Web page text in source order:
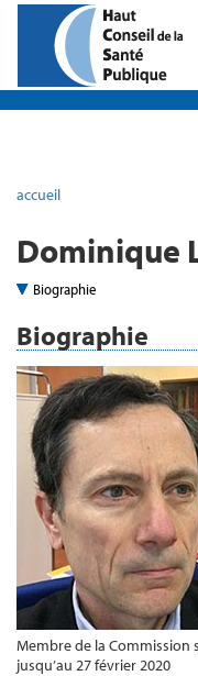
accueil
Dominique
Biographie
Biographie
Membre de la Commission
jusqu’au 27 février 2020